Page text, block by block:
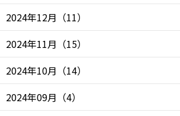
2024年12月 （11）
2024年11月 （15）
2024年10月 （14）
2024年09月 （4）